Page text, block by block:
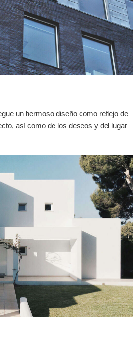
un hermoso diseño como reflejo de
así como de los deseos y del lugar